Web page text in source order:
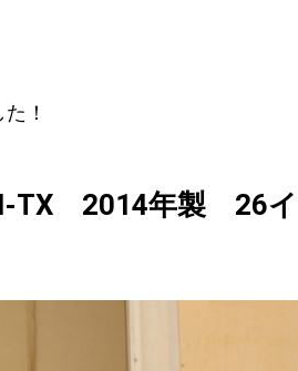
！
TX 2014年製 26